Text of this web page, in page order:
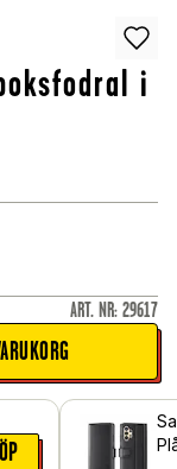
i
ART. NR: 29617